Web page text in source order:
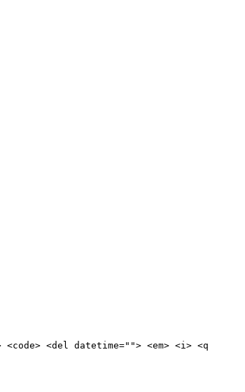
<del datetime=""> <em> <i> <q